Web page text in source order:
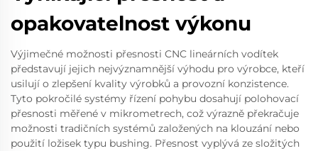
opakovatelnost výkonu
Výjimečné možnosti přesnosti CNC lineárních vodítek
představují jejich nejvýznamnější výhodu pro výrobce, kteří
usilují o zlepšení kvality výrobků a provozní konzistence.
Tyto pokročilé systémy řízení pohybu dosahují polohovací
přesnosti měřené v mikrometrech, což výrazně překračuje
možnosti tradičních systémů založených na klouzání nebo
použití ložisek typu bushing. Přesnost vyplývá ze složitých